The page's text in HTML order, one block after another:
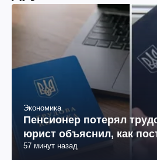
Экономика
Пенсионер потерял
юрист объяснил, как
57 минут назад